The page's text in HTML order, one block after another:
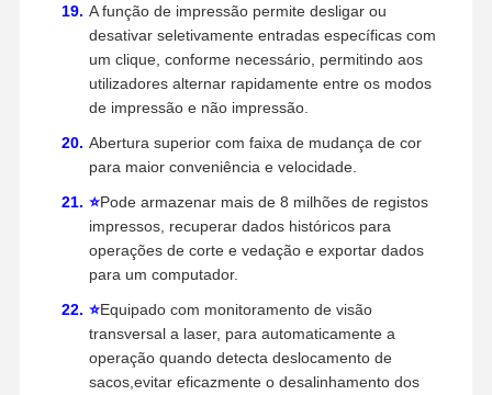
A função de impressão permite desligar ou
desativar seletivamente entradas específicas com
um clique, conforme necessário, permitindo aos
utilizadores alternar rapidamente entre os modos
de impressão e não impressão.
Abertura superior com faixa de mudança de cor
para maior conveniência e velocidade.
⭐Pode armazenar mais de 8 milhões de registos
impressos, recuperar dados históricos para
operações de corte e vedação e exportar dados
para um computador.
⭐Equipado com monitoramento de visão
transversal a laser, para automaticamente a
operação quando detecta deslocamento de
sacos,evitar eficazmente o desalinhamento dos